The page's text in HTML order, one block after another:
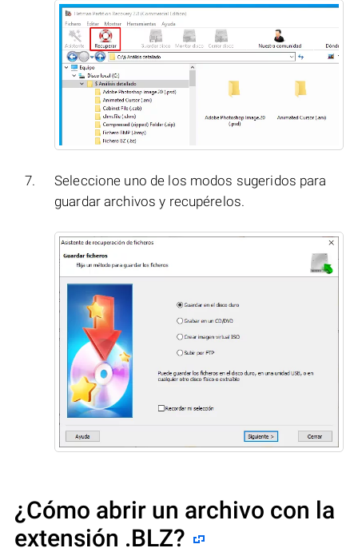
Seleccione uno de los modos sugeridos para
guardar archivos y recupérelos.
¿Cómo abrir un archivo con la
extensión .BLZ?